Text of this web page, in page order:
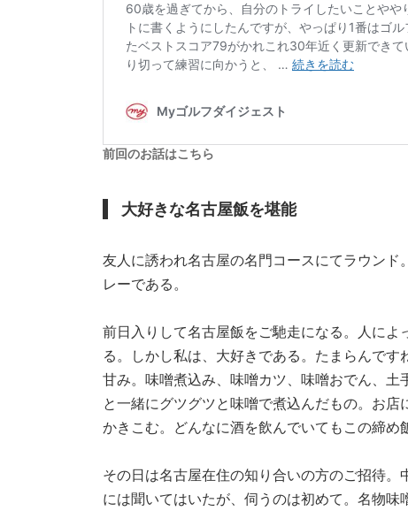
前回のお話はこちら
大好きな名古屋飯を堪能
友人に誘われ名古屋の名門コースにてラウン
レーである。
前日入りして名古屋飯をご馳走になる。人に
る。しかし私は、大好きである。たまらんで
甘み。味噌煮込み、味噌カツ、味噌おでん、土
と一緒にグツグツと味噌で煮込んだもの。お
かきこむ。どんなに酒を飲んでいてもこの締め
その日は名古屋在住の知り合いの方のご招待
には聞いてはいたが、伺うのは初めて。名物味